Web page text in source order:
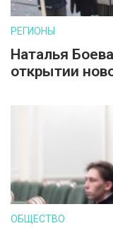
РЕГИОНЫ
Наталья
открытии
ОБЩЕСТВО